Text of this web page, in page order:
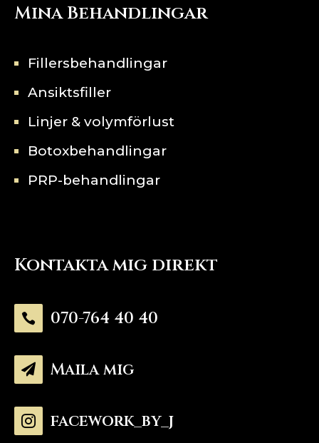
Mina Behandlingar
Fillersbehandlingar
Ansiktsfiller
Linjer & volymförlust
Botoxbehandlingar
PRP-behandlingar
Kontakta mig direkt
 070-764 40 40
 Maila mig
 facework_by_j